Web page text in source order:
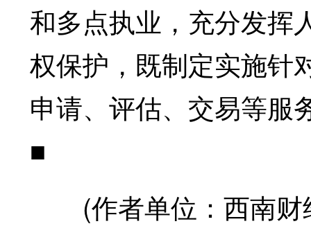
和多点执业，充分发挥
权保护，既制定实施针
申请、评估、交易等服
■
(作者单位：西南财